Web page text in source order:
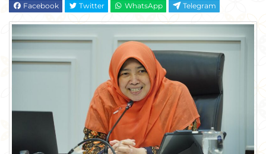
Facebook Twitter WhatsApp Telegram